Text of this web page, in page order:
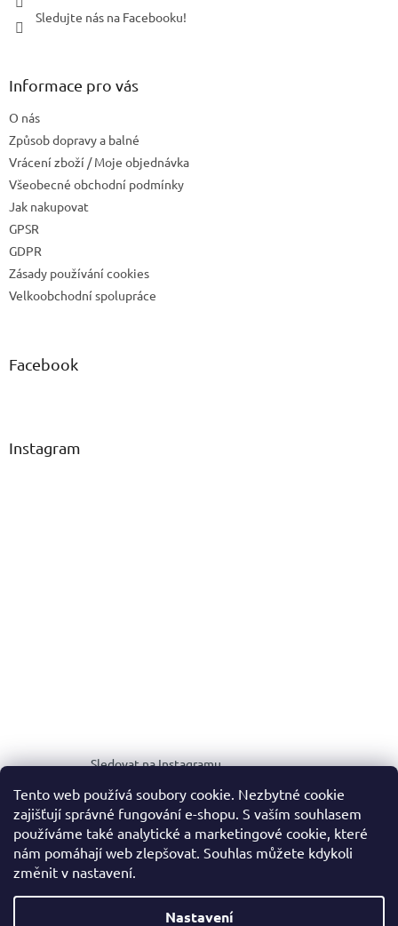
Tento web používá soubory cookie. Nezbytné cookie
zajišťují správné fungování e-shopu. S vaším souhlasem
používáme také analytické a marketingové cookie, které
nám pomáhají web zlepšovat. Souhlas můžete kdykoli
změnit v nastavení.
Nastavení
Sledujte nás na Facebooku!
Informace pro vás
O nás
Způsob dopravy a balné
Vrácení zboží / Moje objednávka
Všeobecné obchodní podmínky
Jak nakupovat
GPSR
GDPR
Zásady používání cookies
Velkoobchodní spolupráce
Facebook
Instagram
Sledovat na Instagramu
MEDIA KIT
Vytvořil Shoptet